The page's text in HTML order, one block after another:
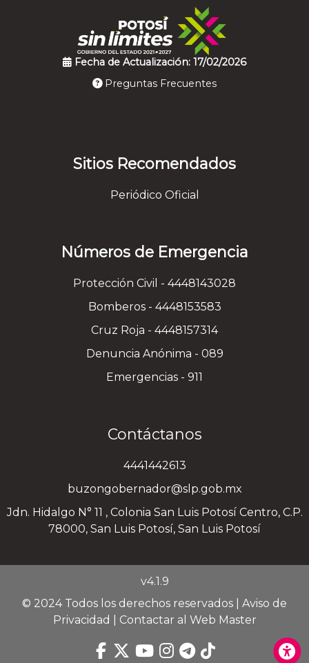
Fecha de Actualización: 17/02/2026
Preguntas Frecuentes
Sitios Recomendados
Periódico Oficial
Números de Emergencia
Protección Civil - 4448143028
Bomberos - 4448153583
Cruz Roja - 4448157314
Denuncia Anónima - 089
Emergencias - 911
Contáctanos
4441442613
buzongobernador@slp.gob.mx
Jdn. Hidalgo N° 11 , Colonia San Luis Potosí Centro, C.P.
78000, San Luis Potosí, San Luis Potosí
v4.1.9
© 2024 Todos los derechos reservados | Aviso de
Privacidad
Contactar al Web Master